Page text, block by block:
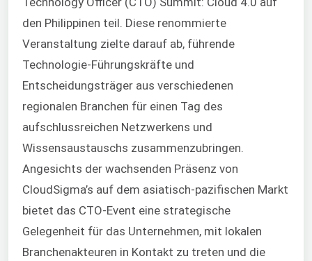
den Philippinen teil. Diese renommierte
Veranstaltung zielte darauf ab, führende
Technologie-Führungskräfte und
Entscheidungsträger aus verschiedenen
regionalen Branchen für einen Tag des
aufschlussreichen Netzwerkens und
Wissensaustauschs zusammenzubringen.
Angesichts der wachsenden Präsenz von
CloudSigma’s auf dem asiatisch-pazifischen Markt
bietet das CTO-Event eine strategische
Gelegenheit für das Unternehmen, mit lokalen
Branchenakteuren in Kontakt zu treten und die